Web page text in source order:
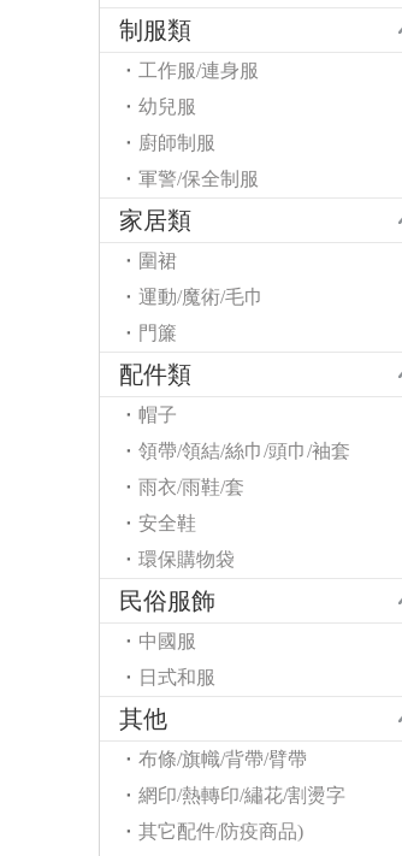
制服類
工作服/連身服
幼兒服
廚師制服
軍警/保全制服
家居類
圍裙
運動/魔術/毛巾
門簾
配件類
帽子
領帶/領結/絲巾/頭巾/袖套
雨衣/雨鞋/套
安全鞋
環保購物袋
民俗服飾
中國服
日式和服
其他
布條/旗幟/背帶/臂帶
網印/熱轉印/繡花/割燙字
其它配件/防疫商品)